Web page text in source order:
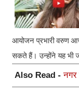
आयोजन प्रभारी वरुण
सकते हैं। उन्होंने यह भी
Also Read -नगर